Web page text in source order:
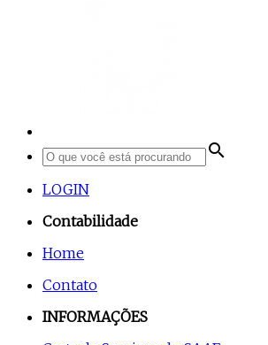
search
LOGIN
Contabilidade
Home
Contato
INFORMAÇÕES